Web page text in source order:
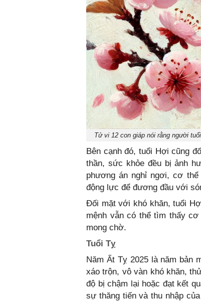
Tử vi 12 con giáp nói rằng người
Bên cạnh đó, tuổi Hợi cũng
thần, sức khỏe đều bị ảnh
phương án nghỉ ngơi, cơ
động lực để đương đầu với
Đối mặt với khó khăn, tuổi
mệnh vẫn có thể tìm thấy
mong chờ.
Tuổi Tỵ
Năm Ất Tỵ 2025 là năm bản
xáo trộn, vô vàn khó khăn,
độ bị chậm lại hoặc đạt kết
sự thăng tiến và thu nhập